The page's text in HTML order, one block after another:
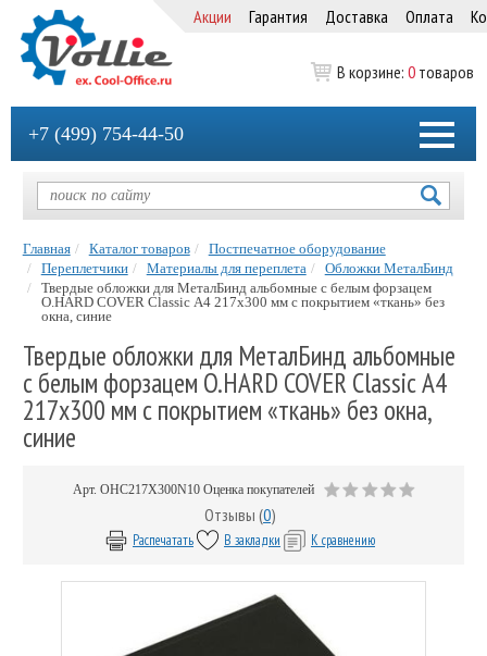
Акции Гарантия Доставка Оплата
В корзине: 0 товаров
+7 (499) 754-44-50
Главная Каталог товаров
Постпечатное оборудование
Переплетчики
Материалы для переплета
Обложки МеталБинд
Твердые обложки для МеталБинд альбомные с белым форзацем
O.HARD COVER Classic А4 217x300 мм с покрытием «ткань» без
окна, синие
Твердые обложки для МеталБинд альбомные
с белым форзацем O.HARD COVER Classic А4
217x300 мм с покрытием «ткань» без окна,
синие
Арт. OHC217X300N10 Оценка покупателей
Отзывы (0)
Распечатать В закладки К сравнению